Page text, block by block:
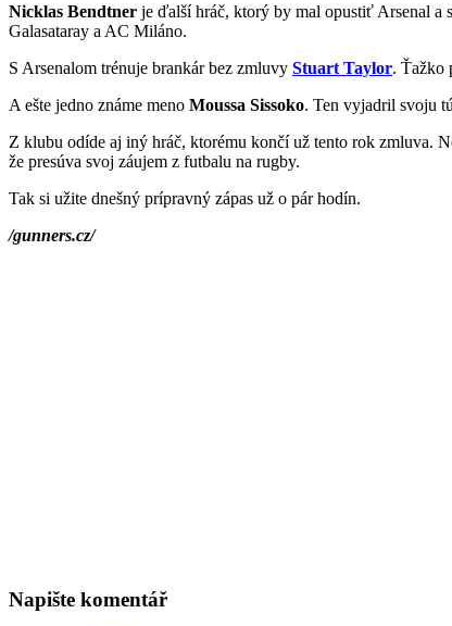
Nicklas Bendtner je ďalší hráč, ktorý by mal opustiť Arsenal a
Galasataray a AC Miláno.
S Arsenalom trénuje brankár bez zmluvy Stuart Taylor. Ťažko
A ešte jedno známe meno Moussa Sissoko. Ten vyjadril svoju
Z klubu odíde aj iný hráč, ktorému končí už tento rok zmluva.
že presúva svoj záujem z futbalu na rugby.
Tak si užite dnešný prípravný zápas už o pár hodín.
/gunners.cz/
Napište komentář